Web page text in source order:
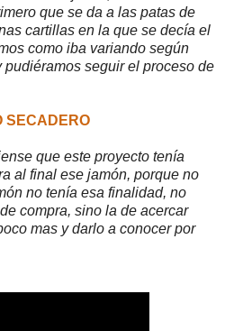
que se da a las patas de
cartillas en la que se decía el
como iba variando según
seguir el proceso de
SECADERO
que este proyecto tenía
al final ese jamón, porque no
no tenía esa finalidad, no
compra, sino la de acercar
mas y darlo a conocer por